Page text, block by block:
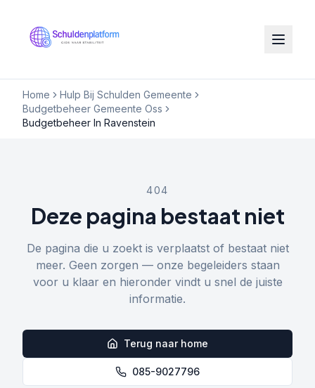
Home
Hulp Bij Schulden Gemeente
Budgetbeheer Gemeente Oss
Budgetbeheer In Ravenstein
404
Deze pagina bestaat niet
De pagina die u zoekt is verplaatst of bestaat niet
meer. Geen zorgen — onze begeleiders staan
voor u klaar en hieronder vindt u snel de juiste
informatie.
Terug naar home
085-9027796